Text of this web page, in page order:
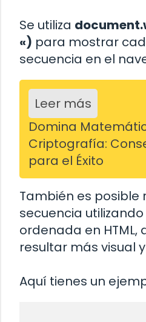
Se utiliza
«) para mostrar
secuencia en el
Leer más
Domina
Criptografía:
para el Éxito
También es posible
secuencia
ordenada en HTML,
resultar más visual
Aquí tienes un